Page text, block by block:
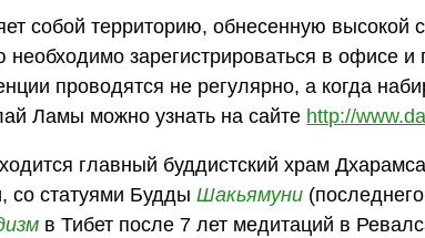
собой территорию, обнесенную высокой
зарегистрироваться в офисе
проводятся не регулярно, а когда
Ламы можно узнать на сайте http://
главный буддистский храм
со статуями БуддыШакьямуни
в Тибет после 7 лет медитаций в